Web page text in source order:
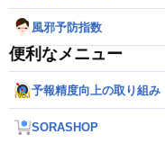
風邪予防指数
便利なメニュー
予報精度向上の取り組み
SORASHOP